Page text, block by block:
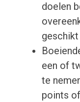
doelen
een of
te
points